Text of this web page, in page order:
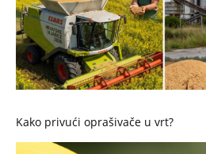
Kako privući oprašivače u vrt?